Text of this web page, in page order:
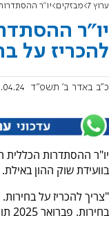
ערוץ 7 מבזקים יו"ר
יו"ר
להכריז על
כ"ב באדר ב׳ תשפ"ד 20:15
יו"ר ההסתדרות
בוועידת שוק ההון באילת.
"צריך להכריז על
בחירות. פברואר 2025 תוריד את הלחץ עכשיו", דברי בר דוד.